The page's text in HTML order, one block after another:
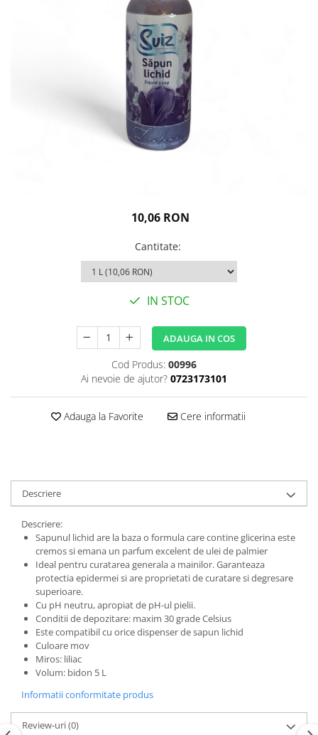
10,06 RON
Cantitate:
IN STOC
ADAUGA IN COS
Cod Produs: 00996
Ai nevoie de ajutor? 0723173101
Adauga la Favorite Cere informatii
Descriere
Descriere:
Sapunul lichid are la baza o formula care contine glicerina este
cremos si emana un parfum excelent de ulei de palmier
Ideal pentru curatarea generala a mainilor. Garanteaza
protectia epidermei si are proprietati de curatare si degresare
superioare.
Cu pH neutru, apropiat de pH-ul pielii.
Conditii de depozitare: maxim 30 grade Celsius
Este compatibil cu orice dispenser de sapun lichid
Culoare mov
Miros: liliac
Volum: bidon 5 L
Informatii conformitate produs
Review-uri(0)